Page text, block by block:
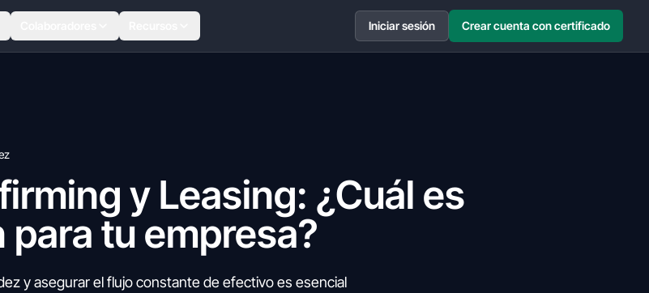
Iniciar sesión Crear cuenta con certificado
y Leasing: ¿Cuál es
tu empresa?
y asegurar el flujo constante de efectivo es esencial